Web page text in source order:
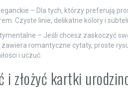
– Dla tych, którzy preferują
Czyste linie, delikatne kolory i
– Jeśli chcesz zaskoczyć
romantyczne cytaty, proste
i uczuć.
i złożyć kartki